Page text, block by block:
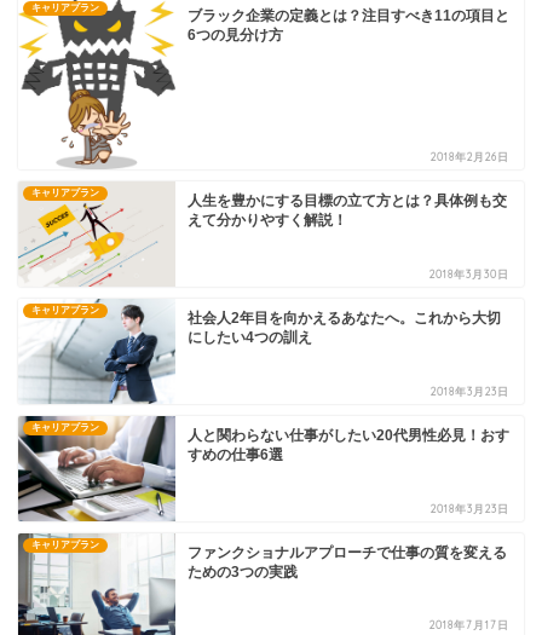
キャリアプラン
ブラック企業の定義とは？注目すべき11の項目と
6つの見分け方
2018年2月26日
キャリアプラン
人生を豊かにする目標の立て方とは？具体例も交
えて分かりやすく解説！
2018年3月30日
キャリアプラン
社会人2年目を向かえるあなたへ。これから大切
にしたい4つの訓え
2018年3月23日
キャリアプラン
人と関わらない仕事がしたい20代男性必見！おす
すめの仕事6選
2018年3月23日
キャリアプラン
ファンクショナルアプローチで仕事の質を変える
ための3つの実践
2018年7月17日